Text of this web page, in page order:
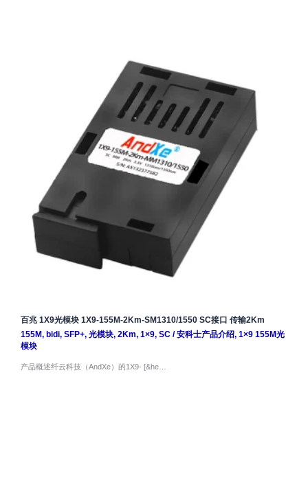
百兆 1X9光模块 1X9-155M-2Km-SM1310/1550 SC接口 传输2Km
155M, bidi, SFP+, 光模块, 2Km, 1×9, SC/安科士产品介绍, 1×9 155M光
模块
产品概述纤云科技（AndXe）的1X9- [&he…